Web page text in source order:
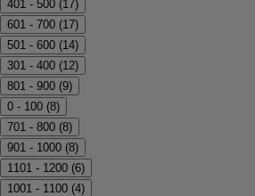
401 - 500 (17)
601 - 700 (17)
501 - 600 (14)
301 - 400 (12)
801 - 900 (9)
0 - 100 (8)
701 - 800 (8)
901 - 1000 (8)
1101 - 1200 (6)
1001 - 1100 (4)